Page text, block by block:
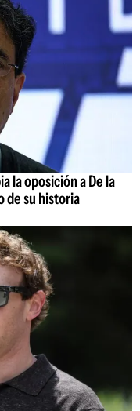
la oposición a De la
de su historia